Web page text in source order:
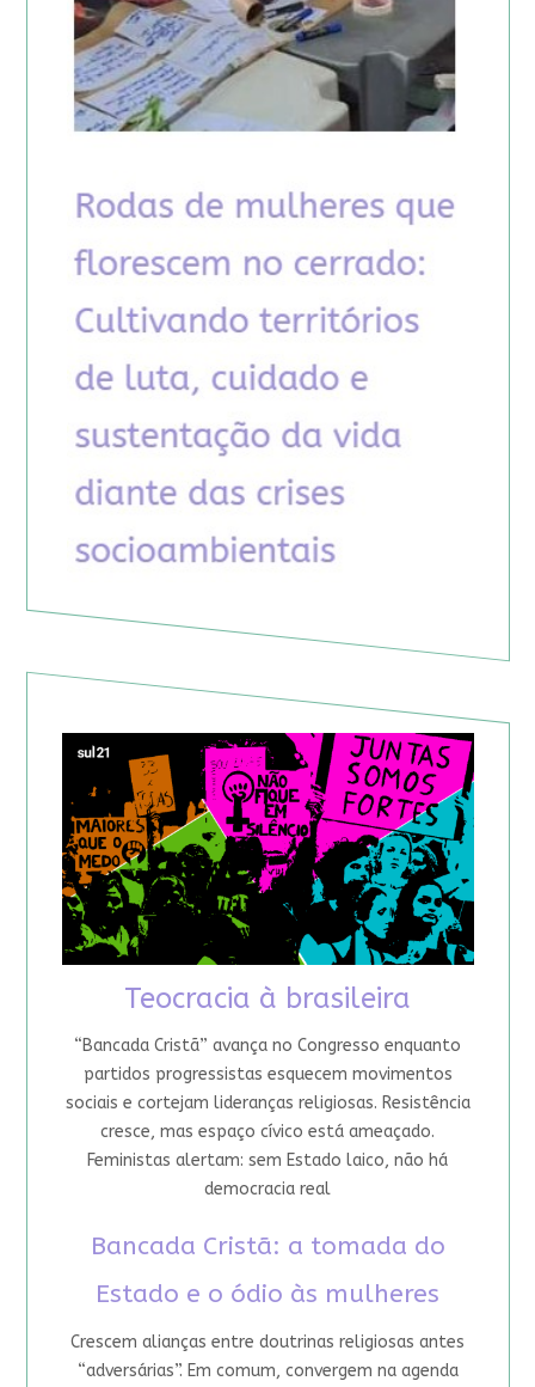
Teocracia à brasileira
“Bancada Cristã” avança no Congresso enquanto
partidos progressistas esquecem movimentos
sociais e cortejam lideranças religiosas. Resistência
cresce, mas espaço cívico está ameaçado.
Feministas alertam: sem Estado laico, não há
democracia real
Bancada Cristã: a tomada do
Estado e o ódio às mulheres
Crescem alianças entre doutrinas religiosas antes
“adversárias”. Em comum, convergem na agenda